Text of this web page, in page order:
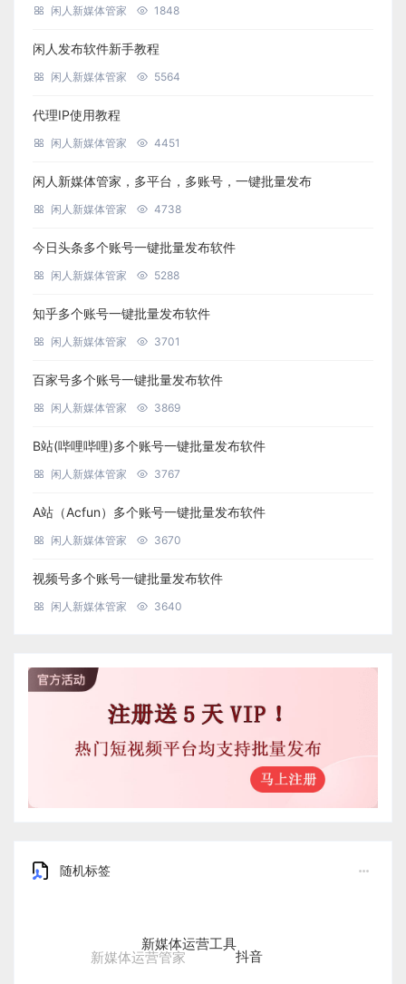
闲人新媒体管家 1848
闲人发布软件新手教程
闲人新媒体管家 5564
代理IP使用教程
闲人新媒体管家 4451
闲人新媒体管家，多平台，多账号，一键批量发布
闲人新媒体管家 4738
今日头条多个账号一键批量发布软件
闲人新媒体管家 5288
知乎多个账号一键批量发布软件
闲人新媒体管家 3701
百家号多个账号一键批量发布软件
闲人新媒体管家 3869
B站(哔哩哔哩)多个账号一键批量发布软件
闲人新媒体管家 3767
A站（Acfun）多个账号一键批量发布软件
闲人新媒体管家 3670
视频号多个账号一键批量发布软件
闲人新媒体管家 3640
随机标签
新媒体运营管家
新媒体运营工具
抖音